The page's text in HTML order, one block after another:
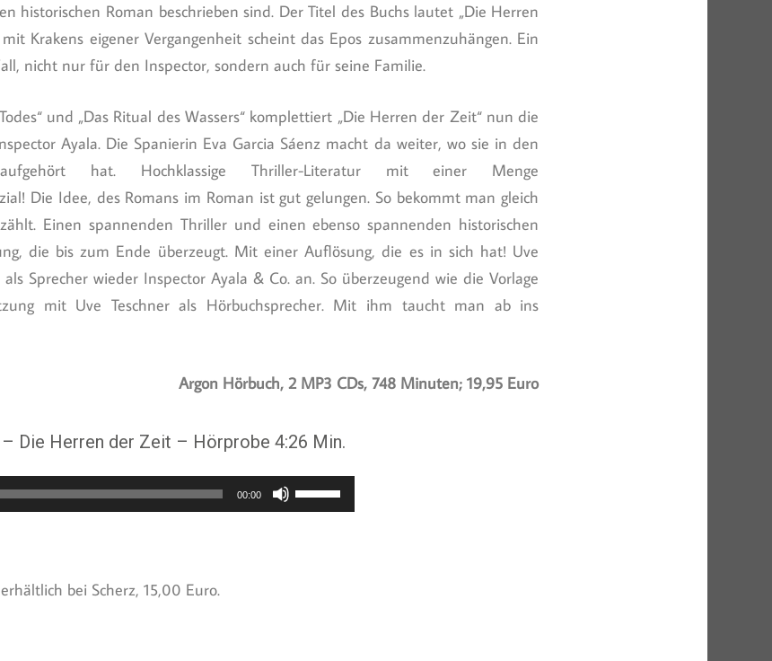
historischen Roman beschrieben sind. Der Titel des Buchs lautet „Die Herren
Krakens eigener Vergangenheit scheint das Epos zusammenzuhängen. Ein
nicht nur für den Inspector, sondern auch für seine Familie.
und „Das Ritual des Wassers“ komplettiert „Die Herren der Zeit“ nun die
Ayala. Die Spanierin Eva Garcia Sáenz macht da weiter, wo sie in den
hat. Hochklassige Thriller-Literatur mit einer Menge
Die Idee, des Romans im Roman ist gut gelungen. So bekommt man gleich
Einen spannenden Thriller und einen ebenso spannenden historischen
die bis zum Ende überzeugt. Mit einer Auflösung, die es in sich hat! Uve
Sprecher wieder Inspector Ayala & Co. an. So überzeugend wie die Vorlage
mit Uve Teschner als Hörbuchsprecher. Mit ihm taucht man ab ins
Argon Hörbuch, 2 MP3 CDs, 748 Minuten; 19,95 Euro
– Die Herren der Zeit – Hörprobe 4:26 Min.
00:00
Pfeiltasten
Hoch/Runter
bei Scherz, 15,00 Euro.